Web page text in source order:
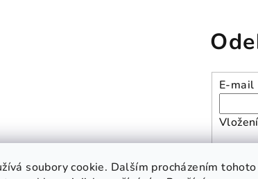
soubory cookie. Dalším procházením tohoto
E-mail